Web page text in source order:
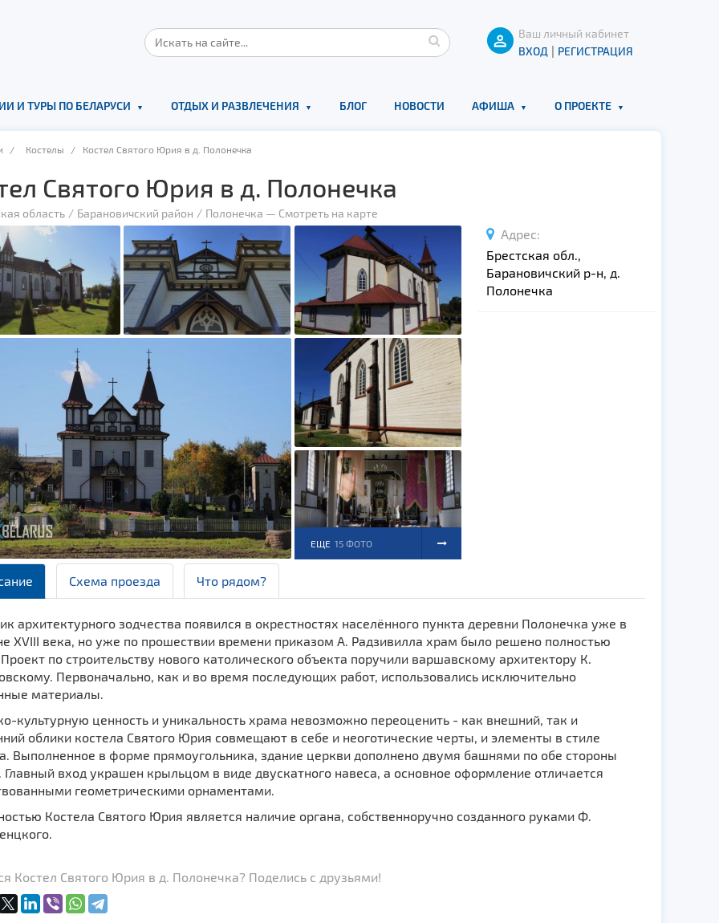
Ваш личный кабинет
ВХОД | РЕГИСТРАЦИЯ
И ТУРЫ ПО БЕЛАРУСИ ОТДЫХ И РАЗВЛЕЧЕНИЯ БЛОГ НОВОСТИ АФИША О ПРОЕКТЕ
/ Костелы / Костел Святого Юрия в д. Полонечка
Святого Юрия в д. Полонечка
область Барановичский район Полонечка — Смотреть на карте
ЕЩЕ 15 ФОТО
Адрес:
Брестская обл.,
Барановичский р-н, д.
Полонечка
Схема проезда Что рядом?
архитектурного зодчества появился в окрестностях населённого пункта деревни Полонечка уже в
XVIII века, но уже по прошествии времени приказом А. Радзивилла храм было решено полностью
Проект по строительству нового католического объекта поручили варшавскому архитектору К.
Первоначально, как и во время последующих работ, использовались исключительно
материалы.
культурную ценность и уникальность храма невозможно переоценить - как внешний, так и
облики костела Святого Юрия совмещают в себе и неоготические черты, и элементы в стиле
Выполненное в форме прямоугольника, здание церкви дополнено двумя башнями по обе стороны
Главный вход украшен крыльцом в виде двускатного навеса, а основное оформление отличается
геометрическими орнаментами.
Костела Святого Юрия является наличие органа, собственноручно созданного руками Ф.
Костел Святого Юрия в д. Полонечка? Поделись с друзьями!